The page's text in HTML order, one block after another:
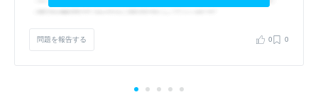
問題を報告する 0 0